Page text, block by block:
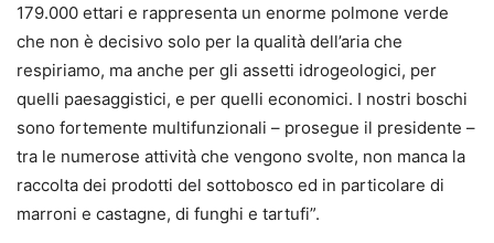
179.000 ettari e rappresenta un enorme polmone verde
che non è decisivo solo per la qualità dell’aria che
respiriamo, ma anche per gli assetti idrogeologici, per
quelli paesaggistici, e per quelli economici. I nostri boschi
sono fortemente multifunzionali – prosegue il presidente –
tra le numerose attività che vengono svolte, non manca la
raccolta dei prodotti del sottobosco ed in particolare di
marroni e castagne, di funghi e tartufi”.